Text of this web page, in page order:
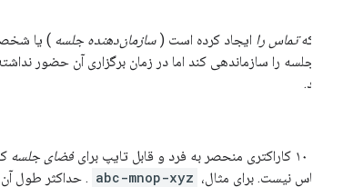
شخصی کهتماس را ایجاد کرده است ( سازمان‌دهنده جلسه ) یا
می‌تواند جلسه را سازماندهی کند اما در زمان برگزاری آن حضور
واگذار کند.
فضای جلسه
بزرگ حساس نیست. برای مثال، abc-mnop-xyz . حداکثر طول آن ۱۲۸ کاراکتر است.